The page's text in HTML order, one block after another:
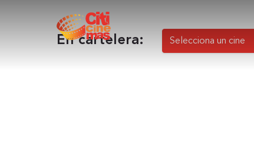
En cartelera: